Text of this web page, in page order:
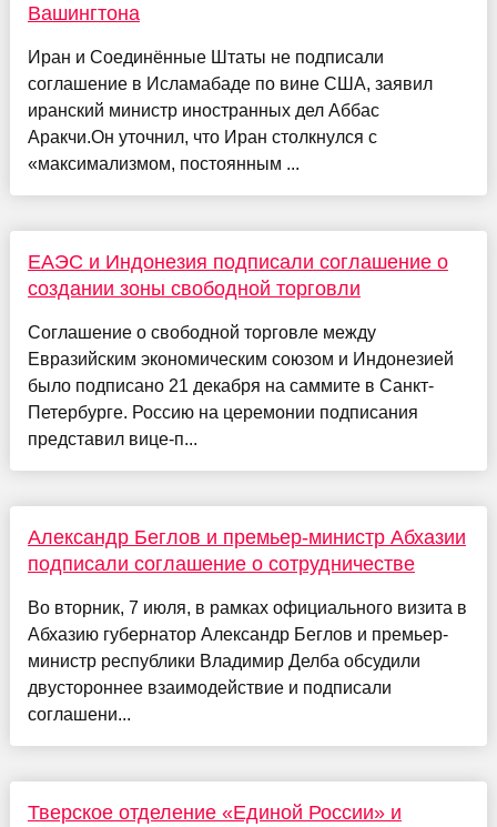
Вашингтона
Иран и Соединённые Штаты не подписали
соглашение в Исламабаде по вине США, заявил
иранский министр иностранных дел Аббас
Аракчи.Он уточнил, что Иран столкнулся с
«максимализмом, постоянным ...
ЕАЭС и Индонезия подписали соглашение о
создании зоны свободной торговли
Соглашение о свободной торговле между
Евразийским экономическим союзом и Индонезией
было подписано 21 декабря на саммите в Санкт-
Петербурге. Россию на церемонии подписания
представил вице-п...
Александр Беглов и премьер-министр Абхазии
подписали соглашение о сотрудничестве
Во вторник, 7 июля, в рамках официального визита в
Абхазию губернатор Александр Беглов и премьер-
министр республики Владимир Делба обсудили
двустороннее взаимодействие и подписали
соглашени...
Тверское отделение «Единой России» и